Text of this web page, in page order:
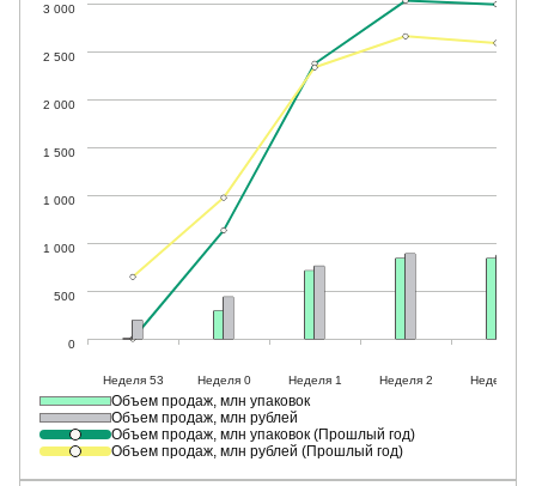
Объем продаж, млн упаковок
Объем продаж, млн рублей
Объем продаж, млн упаковок (Прошлый год)
Объем продаж, млн рублей (Прошлый год)